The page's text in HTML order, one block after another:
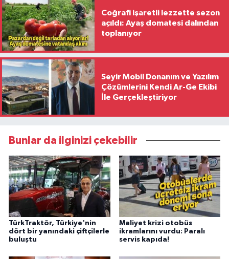
Coğrafi işaretli lezzette sezon
açıldı: Ayaş domatesi dalından
toplanıyor
Seyir Mobil Donanım ve Yazılım
Çözümlerini Kendi Ar-Ge Ekibi
İle Gerçekleştiriyor
Bunlar da ilginizi çekebilir
TürkTraktör, Türkiye'nin
dört bir yanındaki çiftçilerle
buluştu
Maliyet krizi otobüs
ikramlarını vurdu: Paralı
servis kapıda!